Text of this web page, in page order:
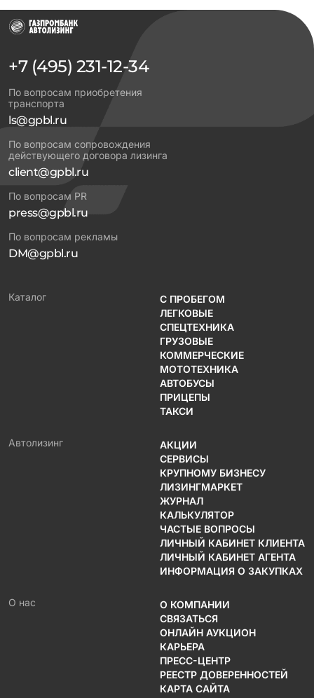
+7 (495) 231-12-34
По вопросам приобретения
транспорта
ls@gpbl.ru
По вопросам сопровождения
действующего договора лизинга
client@gpbl.ru
По вопросам PR
press@gpbl.ru
По вопросам рекламы
DM@gpbl.ru
Каталог
С ПРОБЕГОМ
ЛЕГКОВЫЕ
СПЕЦТЕХНИКА
ГРУЗОВЫЕ
КОММЕРЧЕСКИЕ
МОТОТЕХНИКА
АВТОБУСЫ
ПРИЦЕПЫ
ТАКСИ
Автолизинг
АКЦИИ
СЕРВИСЫ
КРУПНОМУ БИЗНЕСУ
ЛИЗИНГМАРКЕТ
ЖУРНАЛ
КАЛЬКУЛЯТОР
ЧАСТЫЕ ВОПРОСЫ
ЛИЧНЫЙ КАБИНЕТ КЛИЕНТА
ЛИЧНЫЙ КАБИНЕТ АГЕНТА
ИНФОРМАЦИЯ О ЗАКУПКАХ
О нас
О КОМПАНИИ
СВЯЗАТЬСЯ
ОНЛАЙН АУКЦИОН
КАРЬЕРА
ПРЕСС-ЦЕНТР
РЕЕСТР ДОВЕРЕННОСТЕЙ
КАРТА САЙТА